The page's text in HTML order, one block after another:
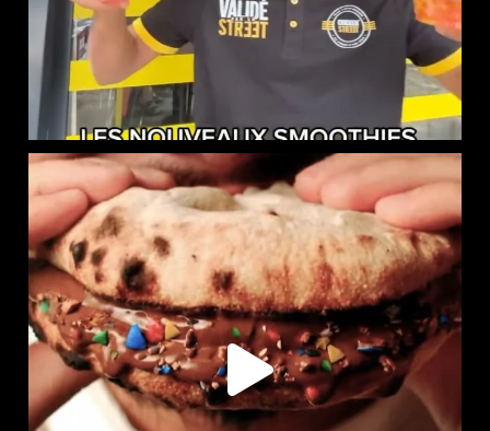
LE NAAN SUCRÉ EST DISPONIBLE CHEZ CHICKEN STREET
105 36